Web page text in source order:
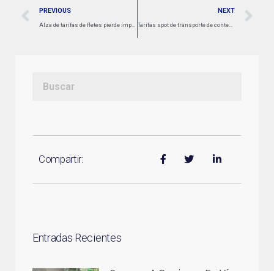
PREVIOUS
Alza de tarifas de fletes pierde ímpetu y líneas navieras comienzan a ofrecer rebajas
NEXT
Tarifas spot de transporte de contenedores inician ciclo a la baja, pero esto no significará su colapso
Compartir:
Entradas Recientes